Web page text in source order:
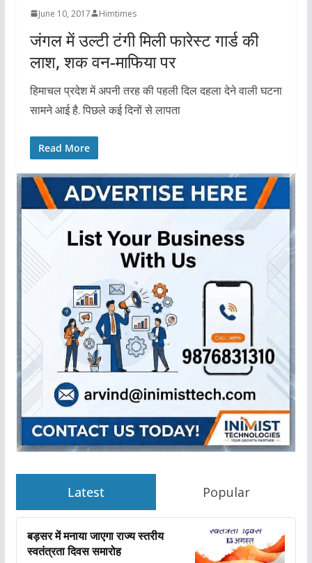
June 10, 2017 Himtimes
जंगल में उल्टी टंगी मिली फारेस्ट गार्ड की
लाश, शक वन-माफिया पर
हिमाचल प्रदेश में अपनी तरह की पहली दिल दहला देने वाली घटना
सामने आई है. पिछले कई दिनों से लापता
Read More
Latest Popular
बड़सर में मनाया जाएगा राज्य स्तरीय
स्वतंत्रता दिवस समारोह